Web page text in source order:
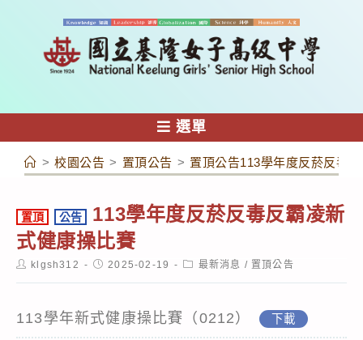
容
選單
> 校園公告 > 置頂公告 > 置頂公告113學年度反菸反毒
置頂 公告
113學年度反菸反毒反霸凌新
式健康操比賽
Postklgsh312
Post2025-02-19
Post最新消息 / 置頂公告
113學年新式健康操比賽（0212） 下載